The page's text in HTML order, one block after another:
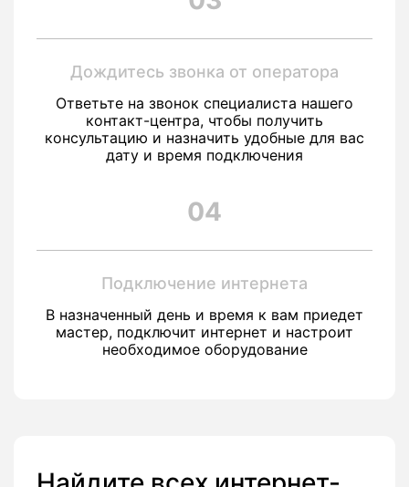
Дождитесь звонка от оператора
Ответьте на звонок специалиста нашего
контакт-центра, чтобы получить
консультацию и назначить удобные для вас
дату и время подключения
04
Подключение интернета
В назначенный день и время к вам приедет
мастер, подключит интернет и настроит
необходимое оборудование